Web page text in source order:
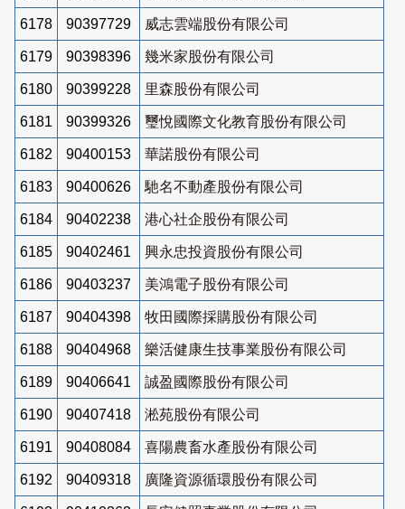
6178 90397729 威志雲端股份有限公司
6179 90398396 幾米家股份有限公司
6180 90399228 里森股份有限公司
6181 90399326 璽悅國際文化教育股份有限公司
6182 90400153 華諾股份有限公司
6183 90400626 馳名不動產股份有限公司
6184 90402238 港心社企股份有限公司
6185 90402461 興永忠投資股份有限公司
6186 90403237 美鴻電子股份有限公司
6187 90404398 牧田國際採購股份有限公司
6188 90404968 樂活健康生技事業股份有限公司
6189 90406641 誠盈國際股份有限公司
6190 90407418 淞苑股份有限公司
6191 90408084 喜陽農畜水產股份有限公司
6192 90409318 廣隆資源循環股份有限公司